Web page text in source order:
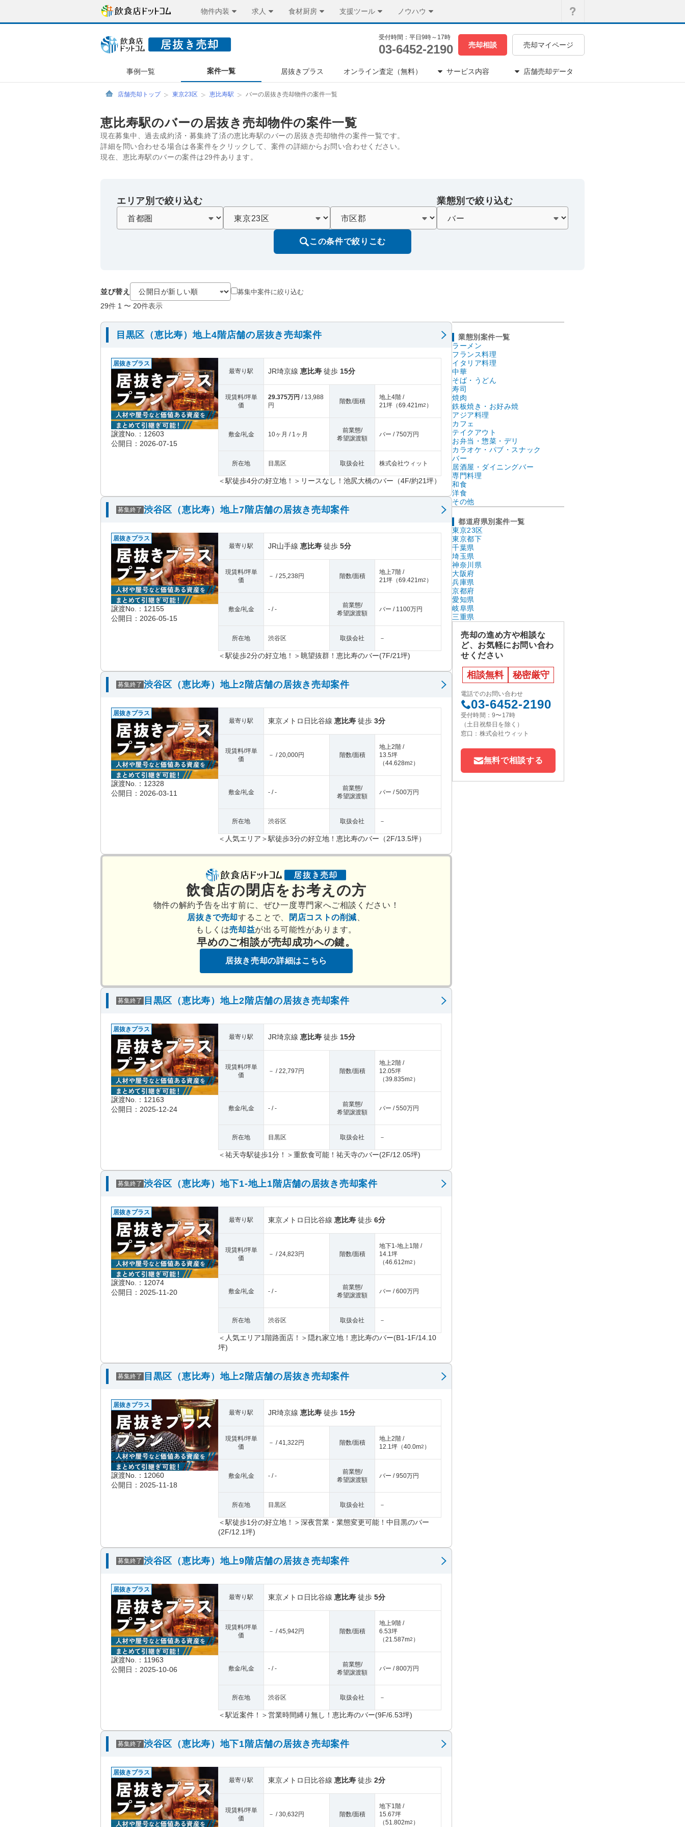
物件内装 求人 食材厨房 支援ツール ノウハウ
受付時間：平日9時～17時
03-6452-2190 売却相談 売却マイページ
事例一覧 案件一覧 居抜きプラス オンライン査定（無料） サービス内容 店舗売却データ
店舗売却トップ 東京23区 恵比寿駅 バーの居抜き売却物件の案件一覧
恵比寿駅のバーの居抜き売却物件の案件一覧
現在募集中、過去成約済・募集終了済の恵比寿駅のバーの居抜き売却物件の案件一覧です。
詳細を問い合わせる場合は各案件をクリックして、案件の詳細からお問い合わせください。
現在、恵比寿駅のバーの案件は29件あります。
エリア別で絞り込む 業態別で絞り込む
この条件で絞りこむ
並び替え 募集中案件に絞り込む
29件 1 〜 20件表示
目黒区（恵比寿）地上4階店舗の居抜き売却案件
居抜きプラス
譲渡No.：12603
公開日：2026-07-15
最寄り駅 JR埼京線 恵比寿 徒歩 15分
現賃料/坪単
価
29.375万円 / 13,988
円
階数/面積
地上4階 /
21坪 （69.421m2 ）
敷金/礼金 10ヶ月 / 1ヶ月
前業態/
希望譲渡額
バー / 750万円
所在地 目黒区 取扱会社 株式会社ウィット
＜駅徒歩4分の好立地！＞リースなし！池尻大橋のバー（4F/約21坪）
募集終了 渋谷区（恵比寿）地上7階店舗の居抜き売却案件
居抜きプラス
譲渡No.：12155
公開日：2026-05-15
最寄り駅 JR山手線 恵比寿 徒歩 5分
現賃料/坪単
価
－ / 25,238円 階数/面積
地上7階 /
21坪 （69.421m2 ）
敷金/礼金 - / -
前業態/
希望譲渡額
バー / 1100万円
所在地 渋谷区 取扱会社 －
＜駅徒歩2分の好立地！＞眺望抜群！恵比寿のバー(7F/21坪)
募集終了 渋谷区（恵比寿）地上2階店舗の居抜き売却案件
居抜きプラス
譲渡No.：12328
公開日：2026-03-11
最寄り駅 東京メトロ日比谷線 恵比寿 徒歩 3分
現賃料/坪単
価
－ / 20,000円 階数/面積
地上2階 /
13.5坪
（44.628m2 ）
敷金/礼金 - / -
前業態/
希望譲渡額
バー / 500万円
所在地 渋谷区 取扱会社 －
＜人気エリア＞駅徒歩3分の好立地！恵比寿のバー（2F/13.5坪）
飲食店の閉店をお考えの方
物件の解約予告を出す前に、ぜひ一度専門家へご相談ください！
居抜きで売却することで、 閉店コストの削減
もしくは売却益が出る可能性があります。
早めのご相談が売却成功への鍵。
居抜き売却の詳細はこちら
募集終了 目黒区（恵比寿）地上2階店舗の居抜き売却案件
居抜きプラス
譲渡No.：12163
公開日：2025-12-24
最寄り駅 JR埼京線 恵比寿 徒歩 15分
現賃料/坪単
価
－ / 22,797円 階数/面積
地上2階 /
12.05坪
（39.835m2 ）
敷金/礼金 - / -
前業態/
希望譲渡額
バー / 550万円
所在地 目黒区 取扱会社 －
＜祐天寺駅徒歩1分！＞重飲食可能！祐天寺のバー(2F/12.05坪)
募集終了 渋谷区（恵比寿）地下1-地上1階店舗の居抜き売却案件
居抜きプラス
譲渡No.：12074
公開日：2025-11-20
最寄り駅 東京メトロ日比谷線 恵比寿 徒歩 6分
現賃料/坪単
価
－ / 24,823円 階数/面積
地下1-地上1階 /
14.1坪
（46.612m2 ）
敷金/礼金 - / -
前業態/
希望譲渡額
バー / 600万円
所在地 渋谷区 取扱会社 －
＜人気エリア1階路面店！＞隠れ家立地！恵比寿のバー(B1-1F/14.10
坪)
募集終了 目黒区（恵比寿）地上2階店舗の居抜き売却案件
居抜きプラス
譲渡No.：12060
公開日：2025-11-18
最寄り駅 JR埼京線 恵比寿 徒歩 15分
現賃料/坪単
価
－ / 41,322円 階数/面積
地上2階 /
12.1坪 （40.0m2 ）
敷金/礼金 - / -
前業態/
希望譲渡額
バー / 950万円
所在地 目黒区 取扱会社 －
＜駅徒歩1分の好立地！＞深夜営業・業態変更可能！中目黒のバー
(2F/12.1坪)
募集終了 渋谷区（恵比寿）地上9階店舗の居抜き売却案件
居抜きプラス
譲渡No.：11963
公開日：2025-10-06
最寄り駅 東京メトロ日比谷線 恵比寿 徒歩 5分
現賃料/坪単
価
－ / 45,942円 階数/面積
地上9階 /
6.53坪
（21.587m2 ）
敷金/礼金 - / -
前業態/
希望譲渡額
バー / 800万円
所在地 渋谷区 取扱会社 －
＜駅近案件！＞営業時間縛り無し！恵比寿のバー(9F/6.53坪)
募集終了 渋谷区（恵比寿）地下1階店舗の居抜き売却案件
居抜きプラス
最寄り駅
東京メトロ日比谷線 恵比寿 徒歩 2分
現賃料/坪単
価
－ / 30,632円 階数/面積
地下1階 /
15.67坪
（51.802m2 ）
業態別案件一覧
ラーメン
フランス料理
イタリア料理
中華
そば・うどん
寿司
焼肉
鉄板焼き・お好み焼
アジア料理
カフェ
テイクアウト
お弁当・惣菜・デリ
カラオケ・パブ・スナック
バー
居酒屋・ダイニングバー
専門料理
和食
洋食
その他
都道府県別案件一覧
東京23区
東京都下
千葉県
埼玉県
神奈川県
大阪府
兵庫県
京都府
愛知県
岐阜県
三重県
売却の進め方や相談な
ど、お気軽にお問い合わ
せください
相談無料 秘密厳守
電話でのお問い合わせ
03-6452-2190
受付時間：9〜17時
（土日祝祭日を除く）
窓口：株式会社ウィット
無料で相談する